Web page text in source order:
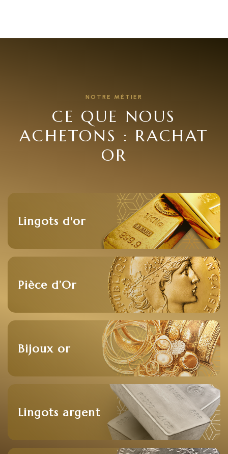
NOTRE MÉTIER
CE QUE NOUS
ACHETONS : RACHAT
OR
Lingots d'or
Pièce d’Or
Bijoux or
Lingots argent